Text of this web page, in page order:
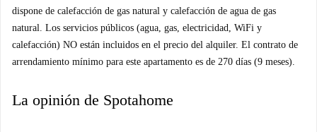
dispone de calefacción de gas natural y calefacción de agua de gas
natural. Los servicios públicos (agua, gas, electricidad, WiFi y
calefacción) NO están incluidos en el precio del alquiler. El contrato de
arrendamiento mínimo para este apartamento es de 270 días (9 meses).
La opinión de Spotahome